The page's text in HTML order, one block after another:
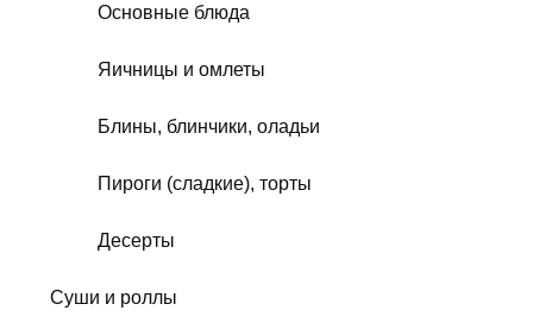
Основные блюда
Яичницы и омлеты
Блины, блинчики, оладьи
Пироги (сладкие), торты
Десерты
Суши и роллы